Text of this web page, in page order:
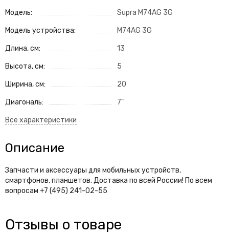
Модель: Supra M74AG 3G
Модель устройства: M74AG 3G
Длина, см: 13
Высота, см: 5
Ширина, см: 20
Диагональ: 7"
Описание
Запчасти и аксессуары для мобильных устройств,
смартфонов, планшетов. Доставка по всей России! По всем
вопросам +7 (495) 241-02-55
Отзывы о товаре